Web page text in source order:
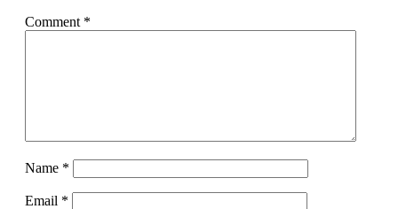
Comment *
Name *
Email *